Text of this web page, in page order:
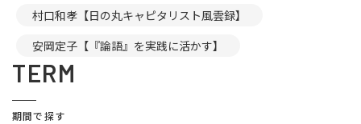
村口和孝【日の丸キャピタリスト風雲録】
安岡定子【『論語』を実践に活かす】
TERM
期間で探す